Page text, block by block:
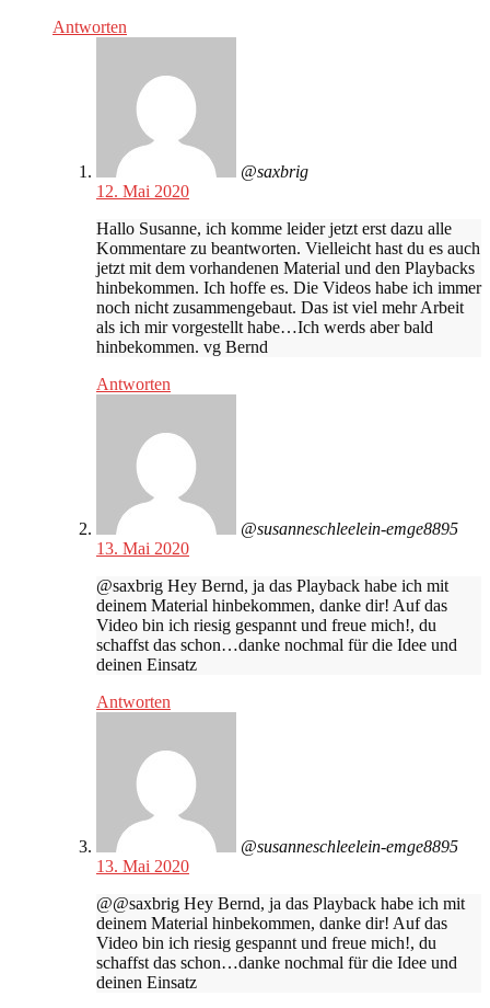
Antworten
@saxbrig
12. Mai 2020
Hallo Susanne, ich komme leider jetzt erst dazu alle
Kommentare zu beantworten. Vielleicht hast du es auch
jetzt mit dem vorhandenen Material und den Playbacks
hinbekommen. Ich hoffe es. Die Videos habe ich immer
noch nicht zusammengebaut. Das ist viel mehr Arbeit
als ich mir vorgestellt habe…Ich werds aber bald
hinbekommen. vg Bernd
Antworten
@susanneschleelein-emge8895
13. Mai 2020
@saxbrig Hey Bernd, ja das Playback habe ich mit
deinem Material hinbekommen, danke dir! Auf das
Video bin ich riesig gespannt und freue mich!, du
schaffst das schon…danke nochmal für die Idee und
deinen Einsatz
Antworten
@susanneschleelein-emge8895
13. Mai 2020
@@saxbrig Hey Bernd, ja das Playback habe ich mit
deinem Material hinbekommen, danke dir! Auf das
Video bin ich riesig gespannt und freue mich!, du
schaffst das schon…danke nochmal für die Idee und
deinen Einsatz